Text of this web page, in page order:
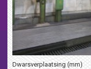
Dwarsverplaatsing (mm)